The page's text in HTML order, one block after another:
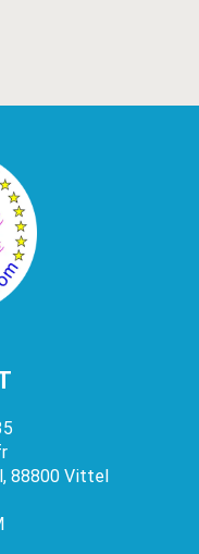
88800 Vittel